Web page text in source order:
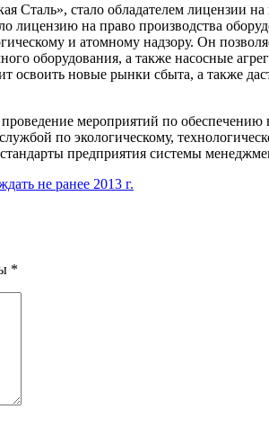
стало обладателем лицензии
лицензию на право производства
и атомному надзору. Он
оборудования, а также насосные
освоить новые рынки сбыта, а также
мероприятий по
по экологическому,
предприятия системы
не ранее 2013 г.
*